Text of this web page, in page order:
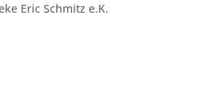
Eric Schmitz e.K.